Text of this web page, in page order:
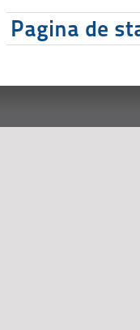
Pagina de